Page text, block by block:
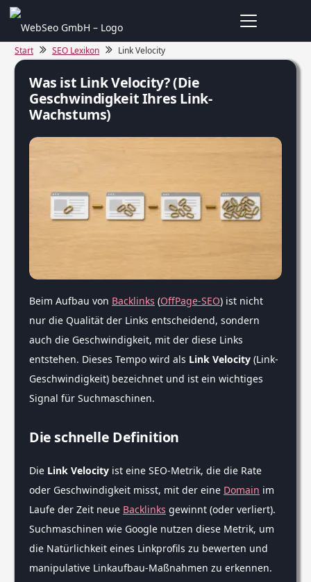
Start SEO Lexikon Link Velocity
Was ist Link Velocity? (Die
Geschwindigkeit Ihres Link-
Wachstums)
Beim Aufbau von Backlinks (OffPage-SEO) ist nicht
nur die Qualität der Links entscheidend, sondern
auch die Geschwindigkeit, mit der diese Links
entstehen. Dieses Tempo wird als Link Velocity (Link-
Geschwindigkeit) bezeichnet und ist ein wichtiges
Signal für Suchmaschinen.
Die schnelle Definition
Die Link Velocity ist eine SEO-Metrik, die die Rate
oder Geschwindigkeit misst, mit der eine Domain im
Laufe der Zeit neue Backlinks gewinnt (oder verliert).
Suchmaschinen wie Google nutzen diese Metrik, um
die Natürlichkeit eines Linkprofils zu bewerten und
manipulative Linkaufbau-Maßnahmen zu erkennen.